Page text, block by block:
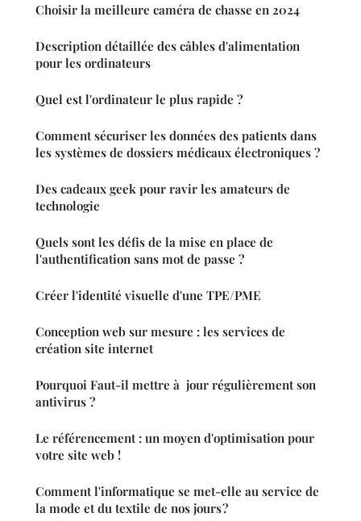
Choisir la meilleure caméra de chasse en 2024
Description détaillée des câbles d'alimentation
pour les ordinateurs
Quel est l'ordinateur le plus rapide ?
Comment sécuriser les données des patients dans
les systèmes de dossiers médicaux électroniques ?
Des cadeaux geek pour ravir les amateurs de
technologie
Quels sont les défis de la mise en place de
l'authentification sans mot de passe ?
Créer l'identité visuelle d'une TPE/PME
Conception web sur mesure : les services de
création site internet
Pourquoi Faut-il mettre à jour régulièrement son
antivirus ?
Le référencement : un moyen d'optimisation pour
votre site web !
Comment l'informatique se met-elle au service de
la mode et du textile de nos jours ?